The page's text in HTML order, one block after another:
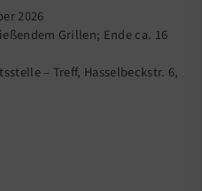
2026
Grillen; Ende ca. 16
– Treff, Hasselbeckstr. 6,